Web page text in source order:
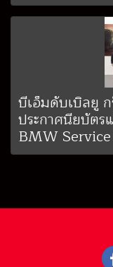
บีเอ็มดับเบิลยู
ประกาศนียบัตร
BMW